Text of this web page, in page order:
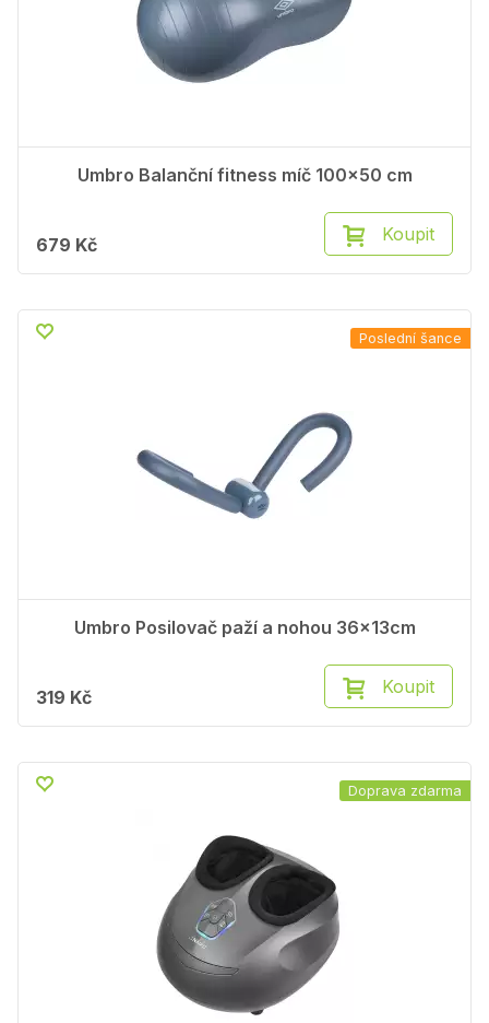
Umbro Balanční fitness míč 100x50 cm
679 Kč Koupit
Umbro Posilovač paží a nohou 36x13cm
319 Kč Koupit
Poslední šance
Doprava zdarma